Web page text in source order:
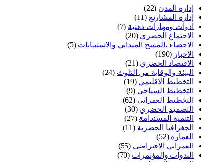
إدارة المدن (22)
إدارة المشاريع (11)
ادوات ومهارات ذهنية (7)
الاجتماع الحضري (20)
الاحصاء ،المسح الميداني والاستبيانات (5)
الاخبار (190)
الاقتصاد الحضري (21)
البيئة والوقاية من التلوث (24)
التخطيط الاقليمي (19)
التخطيط السياحي (9)
التخطيط العمراني (62)
التصميم الحضري (30)
التنمية المستدامة (27)
الجغرافيا الحضرية (11)
العمارة (52)
العمراني الافتراضي (55)
الندوات والمؤتمرات (70)